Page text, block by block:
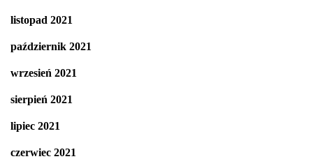
listopad 2021
październik 2021
wrzesień 2021
sierpień 2021
lipiec 2021
czerwiec 2021